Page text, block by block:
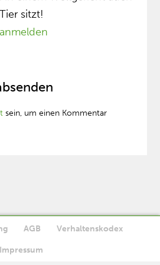
sitzt!
sein, um einen Kommentar
AGB Verhaltenskodex
Impressum